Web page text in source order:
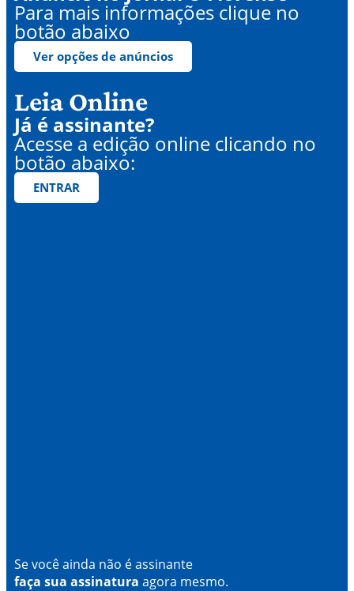
Para mais informações clique no
botão abaixo
Ver opções de anúncios
Leia Online
Já é assinante?
Acesse a edição online clicando no
botão abaixo:
ENTRAR
Se você ainda não é assinante
faça sua assinatura agora mesmo.